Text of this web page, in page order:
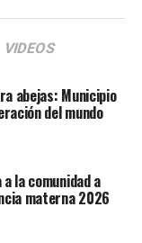
VIDEOS
abejas: Municipio
del mundo
la comunidad a
materna 2026